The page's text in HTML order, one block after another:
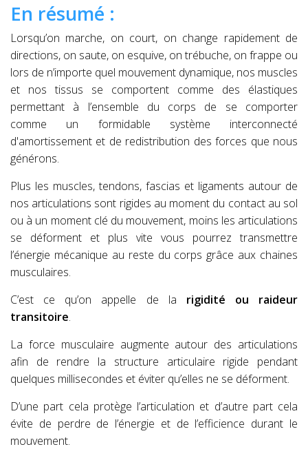
En résumé :
Lorsqu’on marche, on court, on change rapidement de
directions, on saute, on esquive, on trébuche, on frappe ou
lors de n’importe quel mouvement dynamique, nos muscles
et nos tissus se comportent comme des élastiques
permettant à l’ensemble du corps de se comporter
comme un formidable système interconnecté
d'amortissement et de redistribution des forces que nous
générons.
Plus les muscles, tendons, fascias et ligaments autour de
nos articulations sont rigides au moment du contact au sol
ou à un moment clé du mouvement, moins les articulations
se déforment et plus vite vous pourrez transmettre
l’énergie mécanique au reste du corps grâce aux chaines
musculaires.
C’est ce qu’on appelle de la rigidité ou raideur
transitoire.
La force musculaire augmente autour des articulations
afin de rendre la structure articulaire rigide pendant
quelques millisecondes et éviter qu’elles ne se déforment.
D’une part cela protège l’articulation et d’autre part cela
évite de perdre de l’énergie et de l’efficience durant le
mouvement.